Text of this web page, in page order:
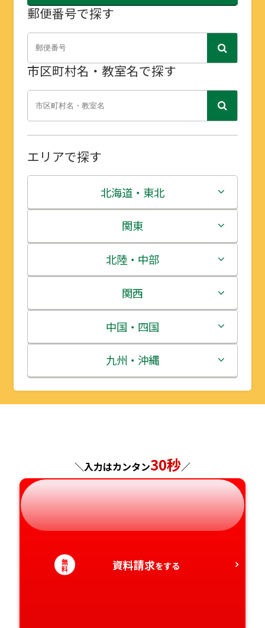
郵便番号で探す
市区町村名・教室名で探す
エリアで探す
北海道・東北
北海道
青森県
岩手県
宮城県
秋田県
山形県
関東
茨城県
栃木県
群馬県
埼玉県
千葉県
北陸・中部
新潟県
富山県
石川県
福井県
岐阜県
静岡県
関西
三重県
滋賀県
京都府
奈良県
和歌山県
中国・四国
鳥取県
島根県
山口県
徳島県
香川県
九州・沖縄
福岡県
熊本県
大分県
宮崎県
＼入力はカンタン30秒／
無
料 資料請求をする